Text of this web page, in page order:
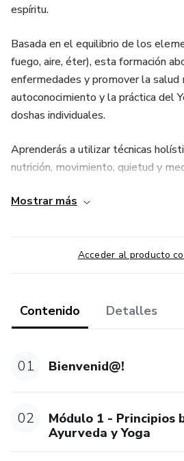
espíritu.
Basada en el equilibrio de los
fuego, aire, éter), esta formación
enfermedades y promover la
autoconocimiento y la práctica del
doshas individuales.
Aprenderás a utilizar técnicas
nutrición, movimiento, quietud y
naturaleza, ayudando a liberar
Mostrar más
Acceder al producto
Contenido Detalles
01 Bienvenid@!
02
Módulo 1 - Principios
Ayurveda y Yoga